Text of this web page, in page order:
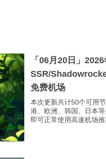
「06月20日」
SSR/
免费机场
本次更新共计50个可用
港、欧洲、韩国、日本
即可正常使用高速机场